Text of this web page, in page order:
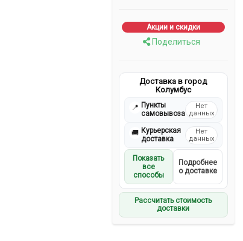
Акции и скидки
Поделиться
Доставка в город
Колумбус
📍 Пункты
самовывоза
Нет
данных
🚚 Курьерская
доставка
Нет
данных
Показать
все
способы
Подробнее
о доставке
Рассчитать стоимость
доставки